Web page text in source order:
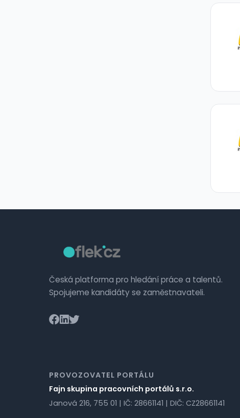
Česká platforma pro hledání práce a talentů.
Spojujeme kandidáty se zaměstnavateli.
PROVOZOVATEL PORTÁLU
Fajn skupina pracovních portálů s.r.o.
Janová 216, 755 01 | IČ: 28661141 | DIČ: CZ28661141